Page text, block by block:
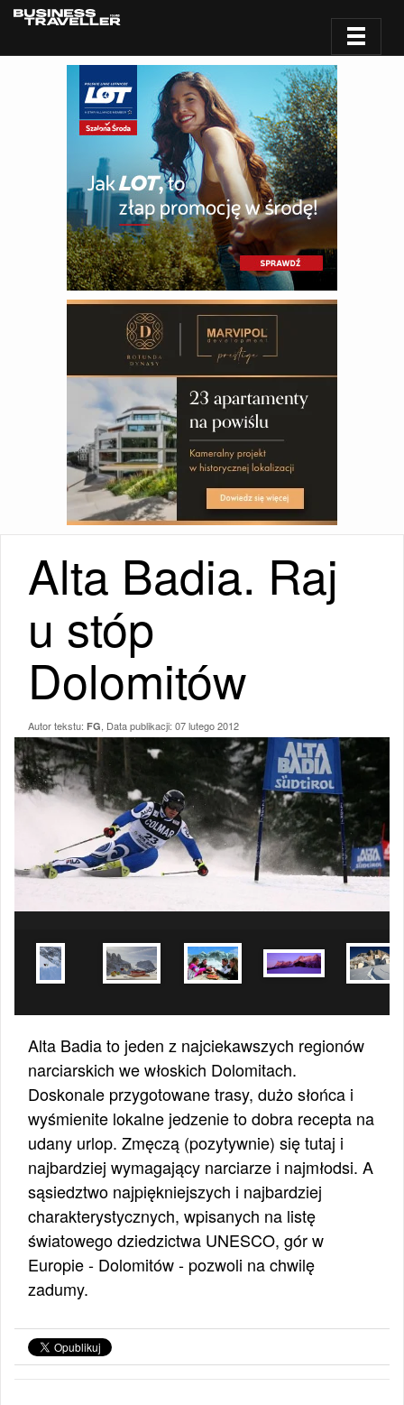
Alta Badia. Raj
u stóp
Dolomitów
Autor tekstu: FG , Data publikacji: 07 lutego 2012
Alta Badia to jeden z najciekawszych regionów
narciarskich we włoskich Dolomitach.
Doskonale przygotowane trasy, dużo słońca i
wyśmienite lokalne jedzenie to dobra recepta na
udany urlop. Zmęczą (pozytywnie) się tutaj i
najbardziej wymagający narciarze i najmłodsi. A
sąsiedztwo najpiękniejszych i najbardziej
charakterystycznych, wpisanych na listę
światowego dziedzictwa UNESCO, gór w
Europie - Dolomitów - pozwoli na chwilę
zadumy.